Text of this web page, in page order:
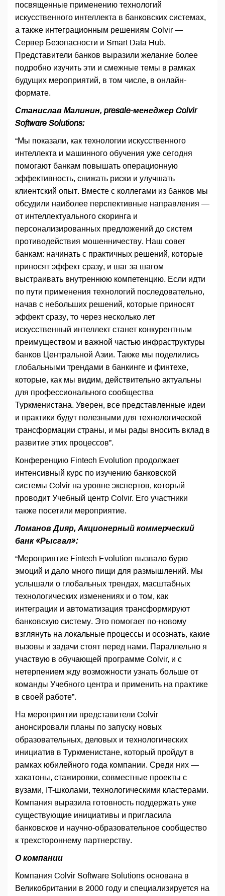
посвященные применению технологий
искусственного интеллекта в банковских системах,
а также интеграционным решениям Colvir —
Сервер Безопасности и Smart Data Hub.
Представители банков выразили желание более
подробно изучить эти и смежные темы в рамках
будущих мероприятий, в том числе, в онлайн-
формате.
Станислав Малинин, presale-менеджер Colvir
Software Solutions:
“Мы показали, как технологии искусственного
интеллекта и машинного обучения уже сегодня
помогают банкам повышать операционную
эффективность, снижать риски и улучшать
клиентский опыт. Вместе с коллегами из банков мы
обсудили наиболее перспективные направления —
от интеллектуального скоринга и
персонализированных предложений до систем
противодействия мошенничеству. Наш совет
банкам: начинать с практичных решений, которые
приносят эффект сразу, и шаг за шагом
выстраивать внутреннюю компетенцию. Если идти
по пути применения технологий последовательно,
начав с небольших решений, которые приносят
эффект сразу, то через несколько лет
искусственный интеллект станет конкурентным
преимуществом и важной частью инфраструктуры
банков Центральной Азии. Также мы поделились
глобальными трендами в банкинге и финтехе,
которые, как мы видим, действительно актуальны
для профессионального сообщества
Туркменистана. Уверен, все представленные идеи
и практики будут полезными для технологической
трансформации страны, и мы рады вносить вклад в
развитие этих процессов”.
Конференцию Fintech Evolution продолжает
интенсивный курс по изучению банковской
системы Colvir на уровне экспертов, который
проводит Учебный центр Colvir. Его участники
также посетили мероприятие.
Ломанов Дияр, Акционерный коммерческий
банк «Рысгал»:
“Мероприятие Fintech Evolution вызвало бурю
эмоций и дало много пищи для размышлений. Мы
услышали о глобальных трендах, масштабных
технологических изменениях и о том, как
интеграции и автоматизация трансформируют
банковскую систему. Это помогает по-новому
взглянуть на локальные процессы и осознать, какие
вызовы и задачи стоят перед нами. Параллельно я
участвую в обучающей программе Colvir, и с
нетерпением жду возможности узнать больше от
команды Учебного центра и применить на практике
в своей работе”.
На мероприятии представители Colvir
анонсировали планы по запуску новых
образовательных, деловых и технологических
инициатив в Туркменистане, который пройдут в
рамках юбилейного года компании. Среди них —
хакатоны, стажировки, совместные проекты с
вузами, IT-школами, технологическими кластерами.
Компания выразила готовность поддержать уже
существующие инициативы и пригласила
банковское и научно-образовательное сообщество
к трехстороннему партнерству.
О компании
Компания Colvir Software Solutions основана в
Великобритании в 2000 году и специализируется на